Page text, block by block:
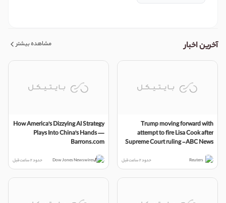
آخرین اخبار مشاهده بیشتر
Trump moving forward with
attempt to fire Lisa Cook after
Supreme Court ruling -ABC News
Reuters حدود 2 ساعت قبل
How America's Dizzying AI Strategy
Plays Into China's Hands —
Barrons.com
Dow Jones Newswires حدود 2 ساعت قبل